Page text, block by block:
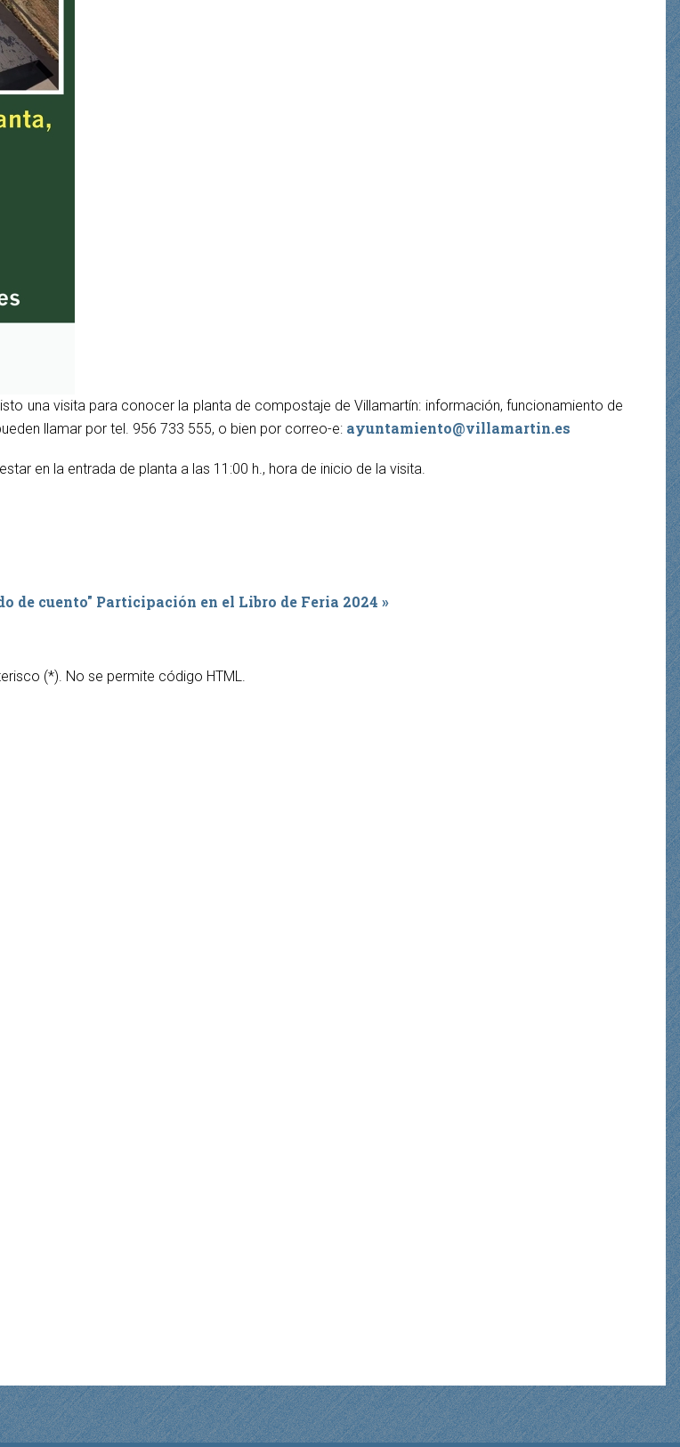
una visita para conocer la planta de compostaje de Villamartín: información, funcionamiento de
llamar por tel. 956 733 555, o bien por correo-e: ayuntamiento@villamartin.es
en la entrada de planta a las 11:00 h., hora de inicio de la visita.
de cuento" Participación en el Libro de Feria 2024 »
(*). No se permite código HTML.